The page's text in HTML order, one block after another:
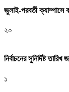
জুলাই-পরবর্তী
২০
নির্বাচনের সুনির্দিষ্ট
১